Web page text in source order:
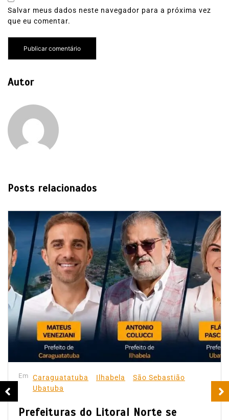
Salvar meus dados neste navegador para a próxima vez
que eu comentar.
Autor
Posts relacionados
Em Caraguatatuba Ilhabela
São Sebastião
Ubatuba
Prefeituras do Litoral Norte se